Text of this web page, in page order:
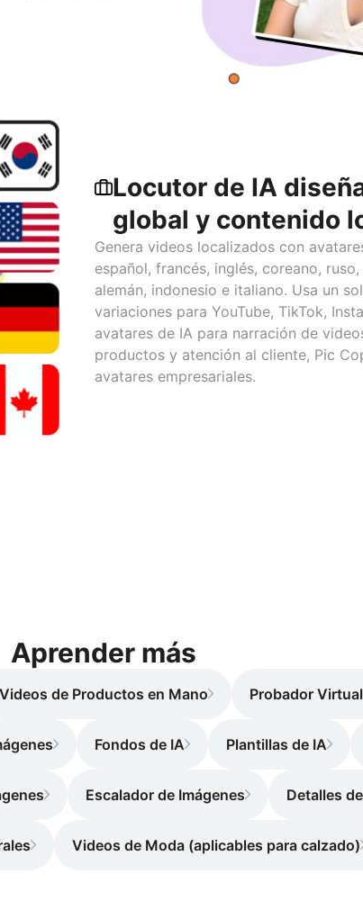
Locutor de IA
global y contenido
Genera videos localizados con
español, francés, inglés, coreano,
alemán, indonesio e italiano. Usa un
variaciones para YouTube, TikTok,
avatares de IA para narración de
productos y atención al cliente, Pic
avatares empresariales.
Aprender más
Videos de Productos en Mano Probador
Fondos de IA Plantillas de IA
Escalador de Imágenes Detalles
Videos de Moda (aplicables para calzado)